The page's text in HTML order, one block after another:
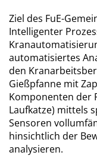
Ziel des FuE-
Intelligenter
automatisiertes
den
Gießpfanne mit
Komponenten der
Laufkatze) mittels
Sensoren
hinsichtlich der
analysieren.